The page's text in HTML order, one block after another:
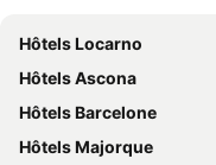
Hôtels Locarno
Hôtels Ascona
Hôtels Barcelone
Hôtels Majorque